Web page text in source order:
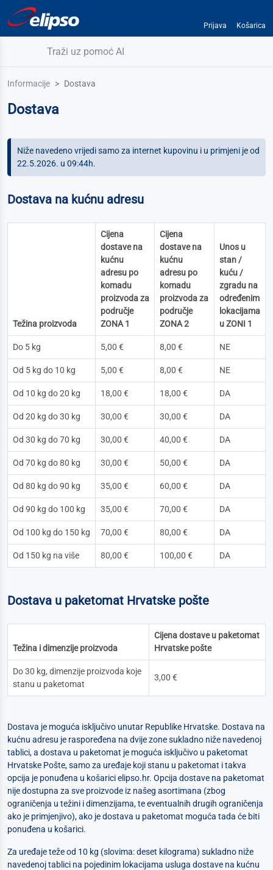
Prijava Košarica
Traži uz pomoć AI
Informacije Dostava
Dostava
Niže navedeno vrijedi samo za internet kupovinu i u primjeni je od
22.5.2026. u 09:44h.
Dostava na kućnu adresu
Težina proizvoda
Cijena
dostave na
kućnu
adresu po
komadu
proizvoda za
područje
ZONA 1
Cijena
dostave na
kućnu
adresu po
komadu
proizvoda za
područje
ZONA 2
Unos u
stan /
kuću /
zgradu na
određenim
lokacijama
u ZONI 1
Do 5 kg 5,00 € 8,00 € NE
Od 5 kg do 10 kg 5,00 € 8,00 € NE
Od 10 kg do 20 kg 18,00 € 18,00 € DA
Od 20 kg do 30 kg 30,00 € 30,00 € DA
Od 30 kg do 70 kg 30,00 € 40,00 € DA
Od 70 kg do 80 kg 30,00 € 50,00 € DA
Od 80 kg do 90 kg 35,00 € 60,00 € DA
Od 90 kg do 100 kg 35,00 € 70,00 € DA
Od 100 kg do 150 kg 70,00 € 80,00 € DA
Od 150 kg na više 80,00 € 100,00 € DA
Dostava u paketomat Hrvatske pošte
Težina i dimenzije proizvoda
Cijena dostave u paketomat
Hrvatske pošte
Do 30 kg, dimenzije proizvoda koje
stanu u paketomat
3,00 €
Dostava je moguća isključivo unutar Republike Hrvatske. Dostava na
kućnu adresu je raspoređena na dvije zone sukladno niže navedenoj
tablici, a dostava u paketomat je moguća isključivo u paketomat
Hrvatske Pošte, samo za uređaje koji stanu u paketomat i takva
opcija je ponuđena u košarici elipso.hr. Opcija dostave na paketomat
nije dostupna za sve proizvode iz našeg asortimana (zbog
ograničenja u težini i dimenzijama, te eventualnih drugih ograničenja
ako je primjenjivo), ako je dostava u paketomat moguća tada će biti
ponuđena u košarici.
Za uređaje teže od 10 kg (slovima: deset kilograma) sukladno niže
navedenoj tablici na pojedinim lokacijama usluga dostave na kućnu